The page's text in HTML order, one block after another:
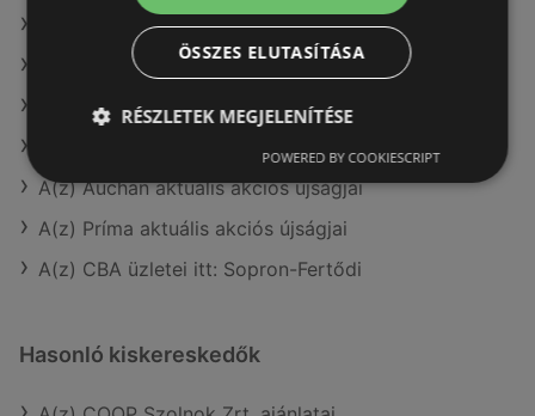
A(z) Metro ajánlatai
A(z) COOP Szolnok Zrt. aktuális akciós újságjai
A(z) ÁRKLUB aktuális akciós újságjai
A(z) Privát aktuális akciós újságjai
A(z) Auchan aktuális akciós újságjai
A(z) Príma aktuális akciós újságjai
A(z) CBA üzletei itt: Sopron-Fertődi
Hasonló kiskereskedők
ÖSSZES ELUTASÍTÁSA
RÉSZLETEK MEGJELENÍTÉSE
POWERED BY COOKIESCRIPT